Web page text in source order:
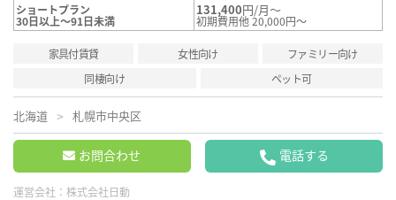
ショートプラン
30日以上～91日未満
131,400円/月～
初期費用他 20,000円～
家具付賃貸 女性向け
ファミリー向け
同棲向け
ペット可
北海道 札幌市中央区
お問合わせ 電話する
運営会社： 株式会社日動